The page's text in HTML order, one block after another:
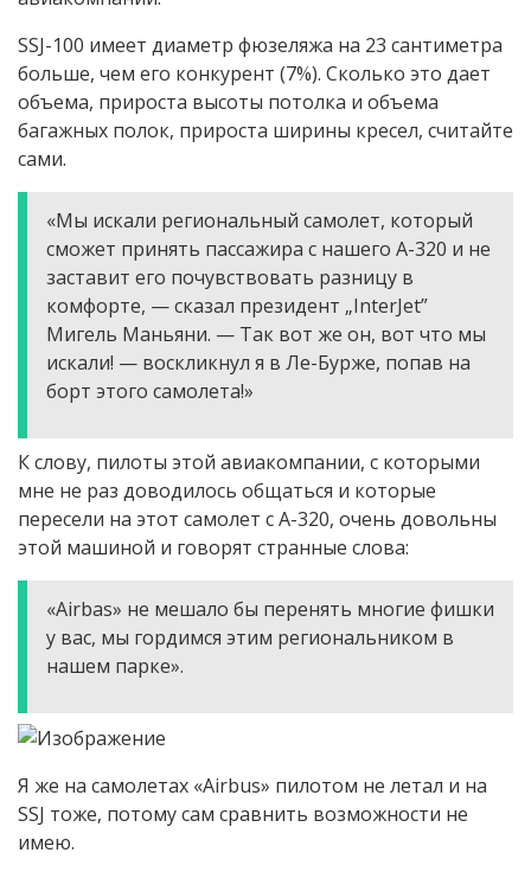
SSJ-100 имеет диаметр фюзеляжа на 23 сантиметра
больше, чем его конкурент (7%). Сколько это дает
объема, прироста высоты потолка и объема
багажных полок, прироста ширины кресел, считайте
сами.
«Мы искали региональный самолет, который
сможет принять пассажира с нашего А-320 и не
заставит его почувствовать разницу в
комфорте, — сказал президент „InterJet”
Мигель Маньяни. — Так вот же он, вот что мы
искали! — воскликнул я в Ле-Бурже, попав на
борт этого самолета!»
К слову, пилоты этой авиакомпании, с которыми
мне не раз доводилось общаться и которые
пересели на этот самолет с А-320, очень довольны
этой машиной и говорят странные слова:
«Airbas» не мешало бы перенять многие фишки
у вас, мы гордимся этим региональником в
нашем парке».
Я же на самолетах «Airbus» пилотом не летал и на
SSJ тоже, потому сам сравнить возможности не
имею.